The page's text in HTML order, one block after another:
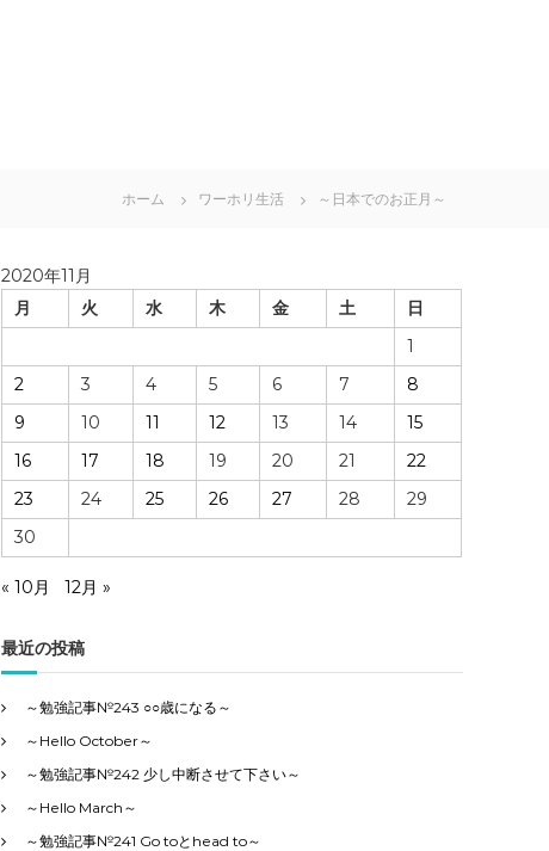
ホーム ワーホリ生活 ～日本でのお正月～
2020年11月
月
火 水 木 金 土
日
1
2
3 4 5 6 7
8
9
10 11 12 13 14
15
16
17 18 19 20 21
22
23
24 25 26 27 28
29
30
« 10月 12月 »
最近の投稿
～勉強記事№243 ○○歳になる～
～Hello October～
～勉強記事№242 少し中断させて下さい～
～Hello March～
～勉強記事№241 Go toとhead to～